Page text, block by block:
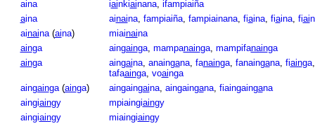
aina
iainkiainana, ifampiaiña
aina ainaina, fampiaiña, fampiainana, fiaina, fiaina, fiai
ainaina(aina) miainaina
ainga aingainga, mampanainga, mampifanainga
ainga aingaina, anaingana, fanainga, fanaingana, fiainga
tafaainga, voainga
aingainga(ainga) aingaingaina, aingaingana, fiaingaingana
aingiaingy mpiaingiaingy
aingiaingy miaingiaingy